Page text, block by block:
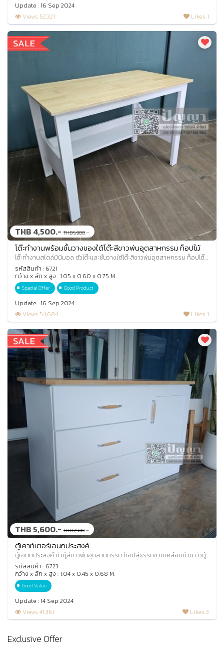
Update : 16 Sep 2024
Views 52,321
Likes 1
THB 4,500.- THB 5,900.-
โต๊ะทำงานพร้อมชั้นวางของใต้โต๊ะสีขาวพ่นอุตสาหกรรม ท็อปไม้
ยางพาราสีธรรมชาติ
โต๊ะทำงานสไตล์มินิมอล ตัวโต๊ะและชั้นวางใต้โต๊ะสีขาวพ่นอุตสาหกรรม ท็อปโต๊ะ
ไม้ยางพาราสีธรรมชาติ
รหัสสินค้า : 6721
กว้าง x ลึก x สูง : 1.05 x 0.60 x 0.75 M.
Spacial Offer Good Product
Update : 16 Sep 2024
Views 54,684
Likes 1
THB 5,600.- THB 7,500.-
ตู้เคาท์เตอร์เอนกประสงค์
ตู้เอนกประสงค์ ตัวตู้สีขาวพ่นอุตสาหกรรม ท็อปสีธรรมชาติเคลือบด้าน ตัวตู้
ประกอบด้วยลิ้นชัก 3 ลิ้นชัก 1
รหัสสินค้า : 6723
กว้าง x ลึก x สูง : 1.04 x 0.45 x 0.68 M.
Good Value
Update : 14 Sep 2024
Views 41,361
Likes 3
Exclusive Offer